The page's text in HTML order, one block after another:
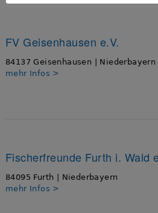
FV Geisenhausen e.V.
84137 Geisenhausen | Niederbayern
mehr Infos >
Fischerfreunde Furth i. Wald
84095 Furth | Niederbayern
mehr Infos >